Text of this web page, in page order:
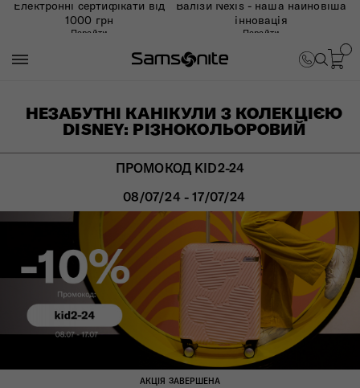
Електронні сертифікати від
1000 грн
Перейти
Валізи Nexis - наша найновіша
інновація
Перейти
НЕЗАБУТНІ КАНІКУЛИ З КОЛЕКЦІЄЮ
DISNEY: РІЗНОКОЛЬОРОВИЙ
ПРОМОКОД KID2-24
08/07/24 - 17/07/24
АКЦІЯ ЗАВЕРШЕНА